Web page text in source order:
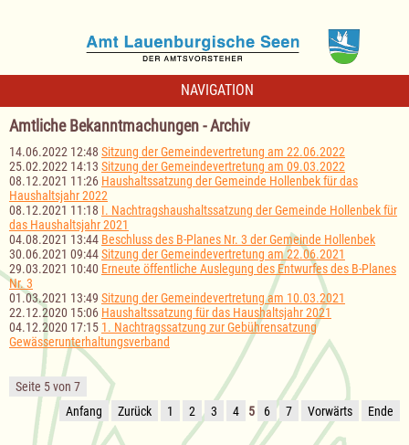
NAVIGATION
Amtliche Bekanntmachungen - Archiv
14.06.2022 12:48 Sitzung der Gemeindevertretung am 22.06.2022
25.02.2022 14:13 Sitzung der Gemeindevertretung am 09.03.2022
08.12.2021 11:26 Haushaltssatzung der Gemeinde Hollenbek für das
Haushaltsjahr 2022
08.12.2021 11:18 I. Nachtragshaushaltssatzung der Gemeinde Hollenbek für
das Haushaltsjahr 2021
04.08.2021 13:44 Beschluss des B-Planes Nr. 3 der Gemeinde Hollenbek
30.06.2021 09:44Sitzung der Gemeindevertretung am 22.06.2021
29.03.2021 10:40 Erneute öffentliche Auslegung des Entwurfes des B-Planes
Nr. 3
01.03.2021 13:49 Sitzung der Gemeindevertretung am 10.03.2021
22.12.2020 15:06 Haushaltssatzung für das Haushaltsjahr 2021
04.12.2020 17:15 1. Nachtragssatzung zur Gebührensatzung
Gewässerunterhaltungsverband
Seite 5 von 7
Anfang
Zurück 1 2 3 4 5 6 7 Vorwärts Ende